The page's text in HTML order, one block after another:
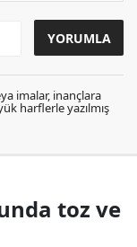
imalar, inançlara
harflerle yazılmış
toz ve